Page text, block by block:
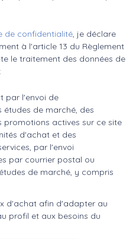
de confidentialité, je déclare
à l'article 13 du Règlement
le traitement des données de
par l'envoi de
de marché, des
actives sur ce site
d'achat et des
par l'envoi
par courrier postal ou
de marché, y compris
d'achat afin d'adapter au
profil et aux besoins du